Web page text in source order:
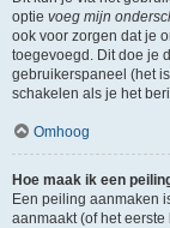
optie voeg mijn
ook voor zorgen dat je
toegevoegd. Dit doe je
gebruikerspaneel (het
schakelen als je het
Omhoog
Hoe maak ik een
Een peiling aanmaken
aanmaakt (of het